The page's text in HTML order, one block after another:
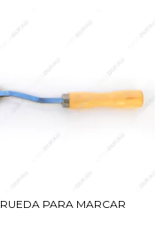
RUEDA PARA MARCAR